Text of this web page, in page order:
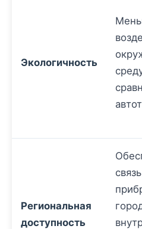
Экологичность
Региональная
доступность